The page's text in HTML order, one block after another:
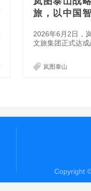
旅，以中国
2026年6月2日，
文旅集团正式达
文化自信为基、
共启“稳如泰山”
岚图泰山
Copyright